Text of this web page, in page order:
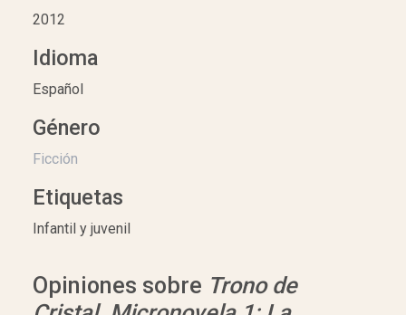
2012
Idioma
Español
Género
Ficción
Etiquetas
Infantil y juvenil
Opiniones sobre Trono de